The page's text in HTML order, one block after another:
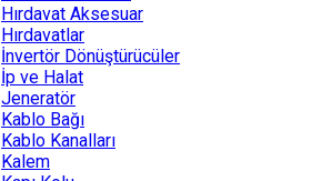
Hırdavat Aksesuar
Hırdavatlar
İnvertör Dönüştürücüler
İp ve Halat
Jeneratör
Kablo Bağı
Kablo Kanalları
Kalem